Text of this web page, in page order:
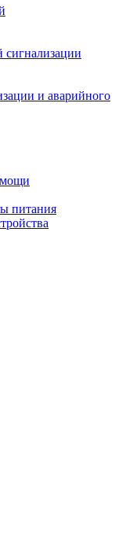
сигнализации
и аварийного
питания